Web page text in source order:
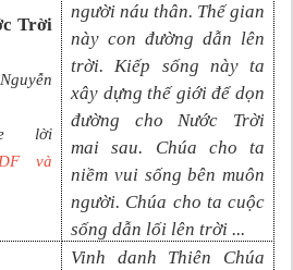
Trời
lời
và
người náu thân. Thế gian
này con đường dẫn lên
trời. Kiếp sống này ta
xây dựng thế giới để dọn
đường cho Nước Trời
mai sau. Chúa cho ta
niềm vui sống bên muôn
người. Chúa cho ta cuộc
sống dẫn lối lên trời ...
Vinh danh Thiên Chúa